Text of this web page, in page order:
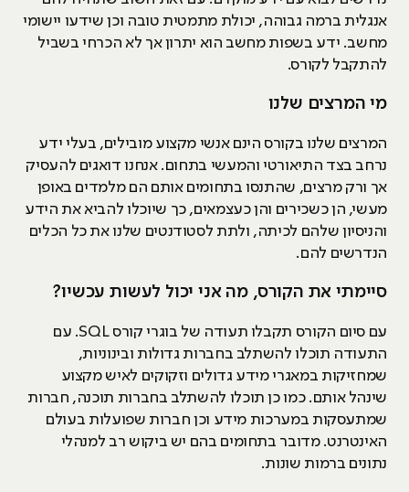
אנגלית ברמה גבוהה, יכולת מתמטית טובה וכן שידעו יישומי
מחשב. ידע בשפות מחשב הוא יתרון אך לא הכרחי בשביל
להתקבל לקורס.
מי המרצים שלנו
המרצים שלנו בקורס הינם אנשי מקצוע מובילים, בעלי ידע
נרחב בצד התיאורטי והמעשי בתחום. אנחנו דואגים להעסיק
אך ורק מרצים, שהתנסו בתחומים אותם הם מלמדים באופן
מעשי, הן כשכירים והן כעצמאים, כך שיוכלו להביא את הידע
והניסיון שלהם לכיתה, ולתת לסטודנטים שלנו את כל הכלים
הנדרשים להם.
סיימתי את הקורס, מה אני יכול לעשות עכשיו?
עם סיום הקורס תקבלו תעודה של בוגרי קורס SQL. עם
התעודה תוכלו להשתלב בחברות גדולות ובינוניות,
שמחזיקות במאגרי מידע גדולים וזקוקים לאיש מקצוע
שינהל אותם. כמו כן תוכלו להשתלב בחברות תוכנה, חברות
שמתעסקות במערכות מידע וכן חברות שפועלות בעולם
האינטרנט. מדובר בתחומים בהם יש ביקוש רב למנהלי
נתונים ברמות שונות.